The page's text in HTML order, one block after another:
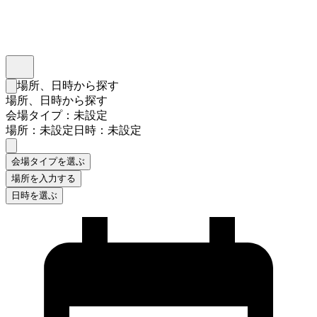
検索フォームを閉じる
場所、日時から探す
場所、日時から探す
会場タイプ：未設定
場所：未設定日時：未設定
会場タイプを選ぶ
場所を入力する
日時を選ぶ